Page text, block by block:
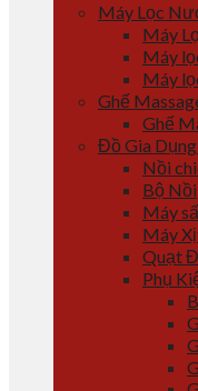
Máy Lọc
Máy
Máy
Máy
Ghế
Ghế
Đồ Gia
Nồi
Bộ Nồi
Máy
Máy
Quạt
Phụ